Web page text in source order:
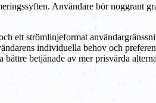
Användare bör noggrant
ett strömlinjeformat
individuella behov och
betjänade av mer prisvärda